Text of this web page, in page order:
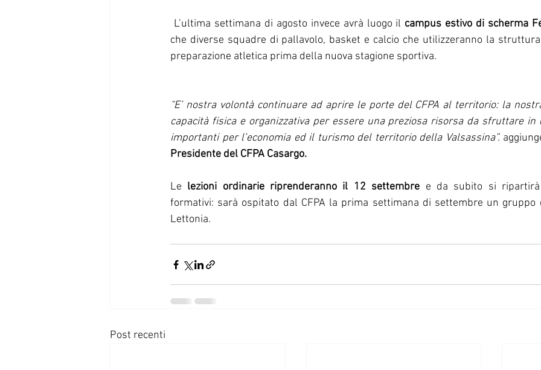
L’ultima settimana di agosto invece avrà luogo il campus estivo di scherma
che diverse squadre di pallavolo, basket e calcio che utilizzeranno la
preparazione atletica prima della nuova stagione sportiva.
“E’ nostra volontà continuare ad aprire le porte del CFPA al territorio: la
capacità fisica e organizzativa per essere una preziosa risorsa da sfruttare in
importanti per l’economia ed il turismo del territorio della Valsassina”.
Presidente del CFPA Casargo.
Le lezioni ordinarie riprenderanno il 12 settembre e da subito si
formativi: sarà ospitato dal CFPA la prima settimana di settembre un
Lettonia.
Post recenti